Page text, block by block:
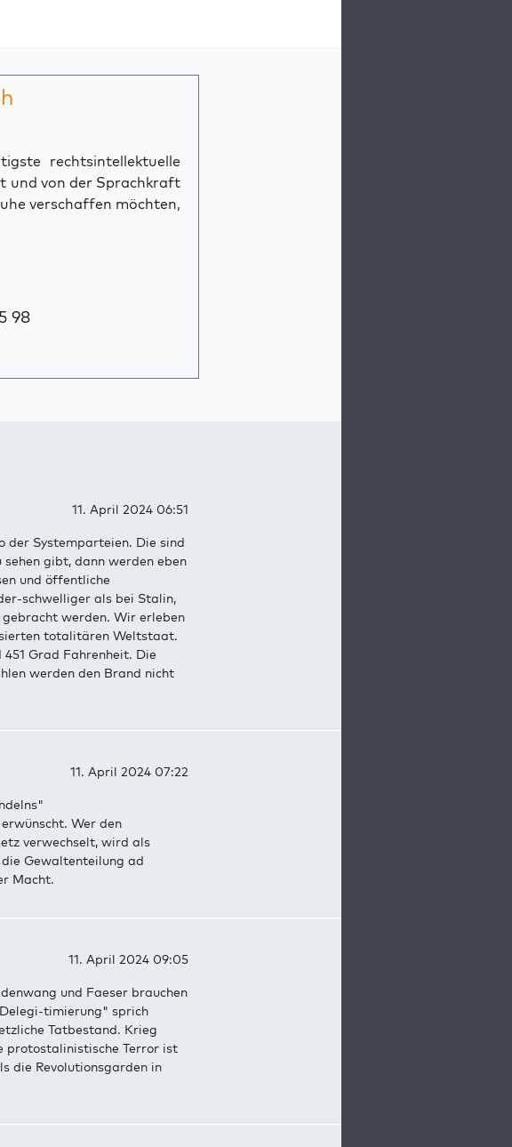
rechtsintellektuelle
und von der Sprachkraft
verschaffen möchten,
98
11. April 2024 06:51
der Systemparteien. Die sind
gibt, dann werden eben
und öffentliche
schwelliger als bei Stalin,
werden. Wir erleben
totalitären Weltstaat.
Grad Fahrenheit. Die
werden den Brand nicht
11. April 2024 07:22
Wer den
verwechselt, wird als
Gewaltenteilung ad
Macht.
11. April 2024 09:05
und Faeser brauchen
timierung" sprich
Tatbestand. Krieg
protostalinistische Terror ist
die Revolutionsgarden in